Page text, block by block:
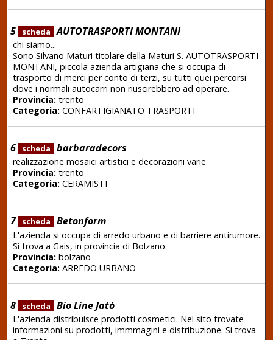
5 scheda AUTOTRASPORTI MONTANI
chi siamo...
Sono Silvano Maturi titolare della Maturi S. AUTOTRASPORTI
MONTANI, piccola azienda artigiana che si occupa di
trasporto di merci per conto di terzi, su tutti quei percorsi
dove i normali autocarri non riuscirebbero ad operare.
Provincia:trento
Categoria:CONFARTIGIANATO TRASPORTI
6 scheda barbaradecors
realizzazione mosaici artistici e decorazioni varie
Provincia:trento
Categoria:CERAMISTI
7 scheda Betonform
L'azienda si occupa di arredo urbano e di barriere antirumore.
Si trova a Gais, in provincia di Bolzano.
Provincia:bolzano
Categoria:ARREDO URBANO
8 scheda Bio Line Jatò
L'azienda distribuisce prodotti cosmetici. Nel sito trovate
informazioni su prodotti, immmagini e distribuzione. Si trova